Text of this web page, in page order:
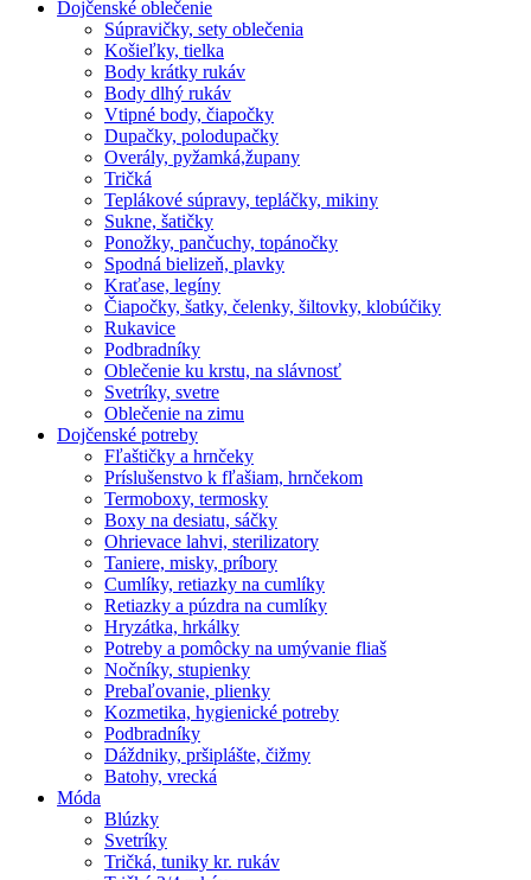
Dojčenské oblečenie
Súpravičky, sety oblečenia
Košieľky, tielka
Body krátky rukáv
Body dlhý rukáv
Vtipné body, čiapočky
Dupačky, polodupačky
Overály, pyžamká,župany
Tričká
Teplákové súpravy, tepláčky, mikiny
Sukne, šatičky
Ponožky, pančuchy, topánočky
Spodná bielizeň, plavky
Kraťase, legíny
Čiapočky, šatky, čelenky, šiltovky, klobúčiky
Rukavice
Podbradníky
Oblečenie ku krstu, na slávnosť
Svetríky, svetre
Oblečenie na zimu
Dojčenské potreby
Fľaštičky a hrnčeky
Príslušenstvo k fľašiam, hrnčekom
Termoboxy, termosky
Boxy na desiatu, sáčky
Ohrievace lahvi, sterilizatory
Taniere, misky, príbory
Cumlíky, retiazky na cumlíky
Retiazky a púzdra na cumlíky
Hryzátka, hrkálky
Potreby a pomôcky na umývanie fliaš
Nočníky, stupienky
Prebaľovanie, plienky
Kozmetika, hygienické potreby
Podbradníky
Dáždniky, pršiplášte, čižmy
Batohy, vrecká
Móda
Blúzky
Svetríky
Tričká, tuniky kr. rukáv